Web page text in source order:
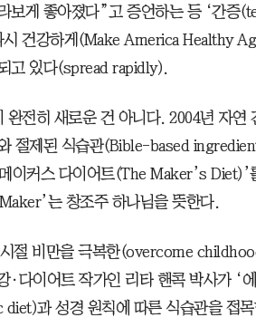
보게 좋아졌다”고 증언하는 등 ‘간증
시 건강하게(Make America Healthy
고 있다(spread rapidly).
완전히 새로운 건 아니다. 2004년 자연
절제된 식습관(Bible-based
이커스 다이어트(The Maker’s Diet)’
는 창조주 하나님을 뜻한다.
절 비만을 극복한(overcome
·다이어트 작가인 리타 핸콕 박사가 ‘
과 성경 원칙에 따른 식습관을 접